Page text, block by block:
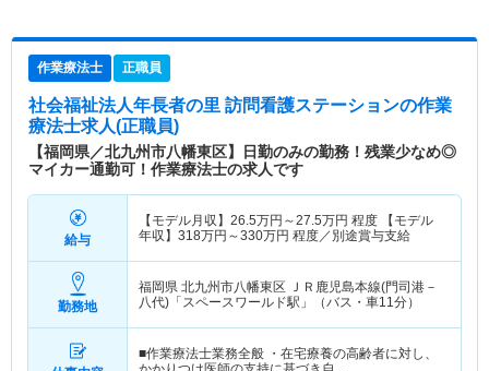
作業療法士 正職員
社会福祉法人年長者の里 訪問看護ステーションの作業
療法士求人(正職員)
【福岡県／北九州市八幡東区】日勤のみの勤務！残業少なめ◎
マイカー通勤可！作業療法士の求人です
給与
【モデル月収】 26.5万円～27.5万円 程度 【モデル
年収】 318万円～330万円 程度／別途賞与支給
勤務地
福岡県 北九州市八幡東区 ＪＲ鹿児島本線(門司港－
八代)「スペースワールド駅」（バス・車11分）
■作業療法士業務全般 ・在宅療養の高齢者に対し、